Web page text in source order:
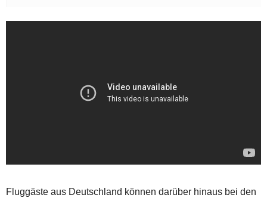
Fluggäste aus Deutschland können darüber hinaus bei den